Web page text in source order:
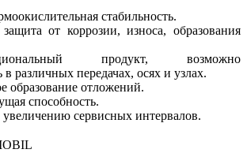
стабильность.
от коррозии, износа, образования
продукт, возможно
в различных передачах, осях и узлах.
образование отложений.
способность.
сервисных интервалов.